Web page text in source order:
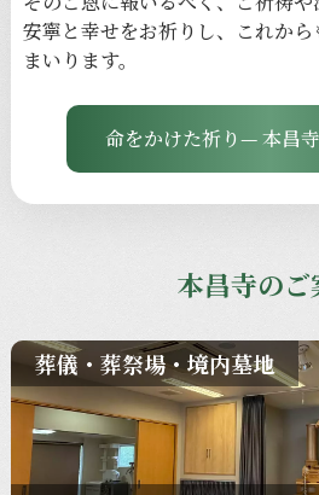
安寧と幸せをお祈りし、 これから
まいります。
命をかけた祈り— 本昌
本昌寺のご
葬儀・葬祭場・境内墓地